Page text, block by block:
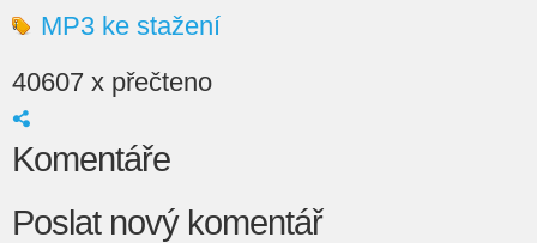
MP3 ke stažení
40607 x přečteno
Komentáře
Poslat nový komentář